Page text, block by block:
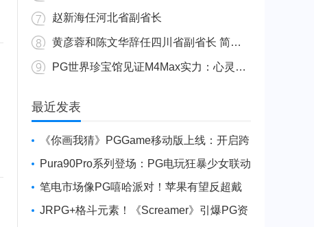
赵新海任河北省副省长
黄彦蓉和陈文华辞任四川省副省长 简历资料照片
PG世界珍宝馆见证M4Max实力：心灵杀手2竟轻松跑出80FPS！
最近发表
《你画我猜》PGGame移动版上线：开启跨
平台互动新玩法
Pura90Pro系列登场：PG电玩狂暴少女联动
旗舰性能升级
笔电市场像PG嘻哈派对！苹果有望反超戴
尔进前三
JRPG+格斗元素！《Screamer》引爆PG资